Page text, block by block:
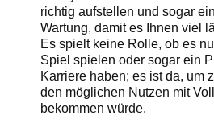
richtig aufstellen und sogar
Wartung, damit es Ihnen viel
Es spielt keine Rolle, ob es
Spiel spielen oder sogar ein
Karriere haben; es ist da, um
den möglichen Nutzen mit
bekommen würde.